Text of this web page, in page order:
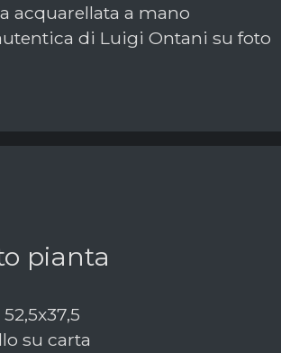
acquarellata a mano
di Luigi Ontani su foto
pianta
su carta